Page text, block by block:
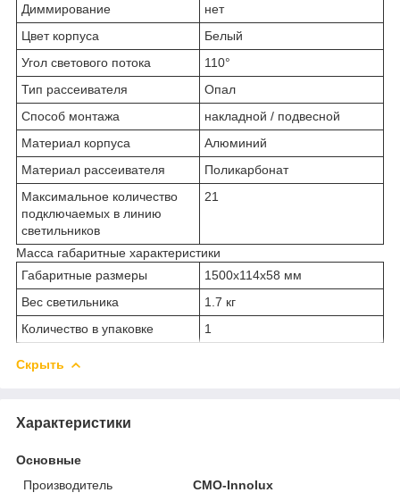
Диммирование
нет
Цвет корпуса
Белый
Угол светового потока
110°
Тип рассеивателя
Опал
Способ монтажа
накладной / подвесной
Материал корпуса
Алюминий
Материал рассеивателя
Поликарбонат
Максимальное количество
подключаемых в линию
светильников
21
Масса габаритные характеристики
Габаритные размеры
1500х114х58 мм
Вес светильника
1.7 кг
Количество в упаковке
1
Скрыть
Характеристики
Основные
Производитель
CMO-Innolux